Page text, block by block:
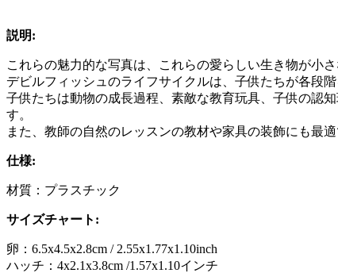
説明:
これらの魅力的な写真は、これらの愛らしい生き物が小
デビルフィッシュのライフサイクルは、子供たちが各段
子供たちは動物の成長過程、素敵な教育玩具、子供の認
す。
また、教師の自然のレッスンの教材や家具の装飾にも最適
仕様:
材質：プラスチック
サイズチャート:
卵：6.5x4.5x2.8cm / 2.55x1.77x1.10inch
ハッチ：4x2.1x3.8cm /1.57x1.10インチ